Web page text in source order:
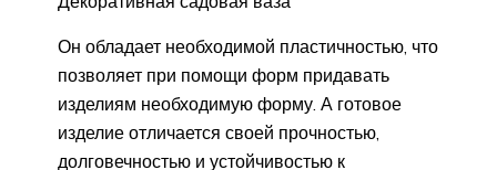
Он обладает необходимой пластичностью, что
позволяет при помощи форм придавать
изделиям необходимую форму. А готовое
изделие отличается своей прочностью,
долговечностью и устойчивостью к